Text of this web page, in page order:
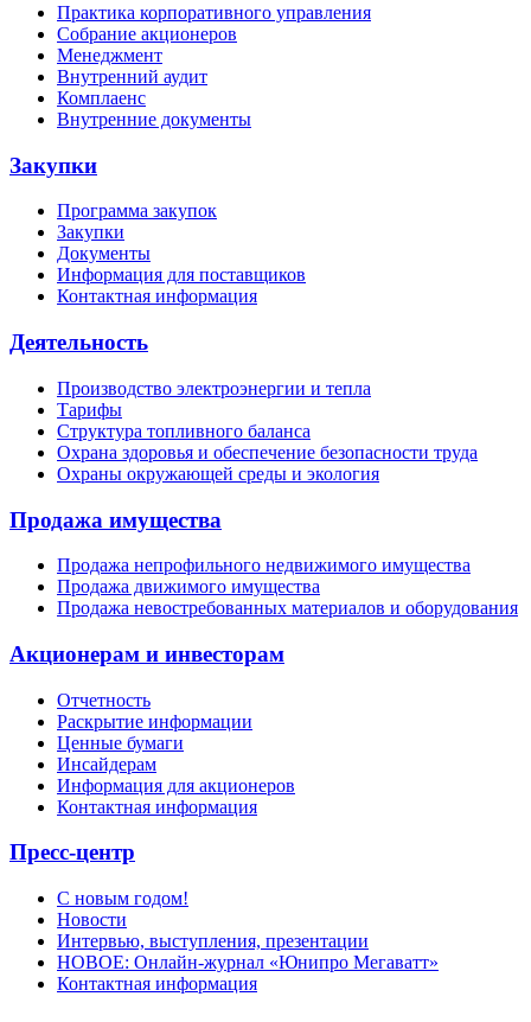
Практика корпоративного управления
Собрание акционеров
Менеджмент
Внутренний аудит
Комплаенс
Внутренние документы
Закупки
Программа закупок
Закупки
Документы
Информация для поставщиков
Контактная информация
Деятельность
Производство электроэнергии и тепла
Тарифы
Структура топливного баланса
Охрана здоровья и обеспечение безопасности труда
Охраны окружающей среды и экология
Продажа имущества
Продажа непрофильного недвижимого имущества
Продажа движимого имущества
Продажа невостребованных материалов и оборудования
Акционерам и инвесторам
Отчетность
Раскрытие информации
Ценные бумаги
Инсайдерам
Информация для акционеров
Контактная информация
Пресс-центр
С новым годом!
Новости
Интервью, выступления, презентации
НОВОЕ: Онлайн-журнал «Юнипро Мегаватт»
Контактная информация